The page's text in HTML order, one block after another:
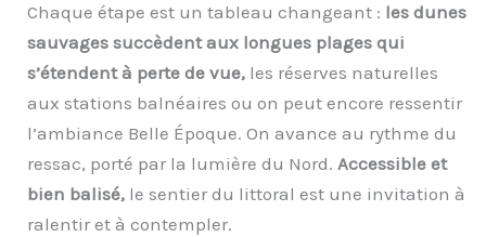
Chaque étape est un tableau changeant : les dunes
sauvages succèdent aux longues plages qui
s’étendent à perte de vue, les réserves naturelles
aux stations balnéaires ou on peut encore ressentir
l’ambiance Belle Époque. On avance au rythme du
ressac, porté par la lumière du Nord. Accessible et
bien balisé, le sentier du littoral est une invitation à
ralentir et à contempler.